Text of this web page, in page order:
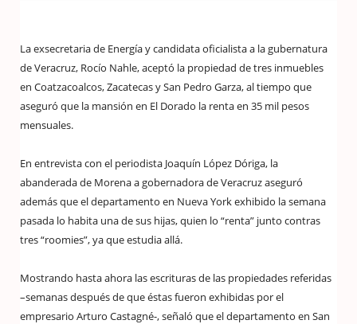
La exsecretaria de Energía y candidata oficialista a la gubernatura
de Veracruz, Rocío Nahle, aceptó la propiedad de tres inmuebles
en Coatzacoalcos, Zacatecas y San Pedro Garza, al tiempo que
aseguró que la mansión en El Dorado la renta en 35 mil pesos
mensuales.
En entrevista con el periodista Joaquín López Dóriga, la
abanderada de Morena a gobernadora de Veracruz aseguró
además que el departamento en Nueva York exhibido la semana
pasada lo habita una de sus hijas, quien lo “renta” junto contras
tres “roomies”, ya que estudia allá.
Mostrando hasta ahora las escrituras de las propiedades referidas
–semanas después de que éstas fueron exhibidas por el
empresario Arturo Castagné-, señaló que el departamento en San